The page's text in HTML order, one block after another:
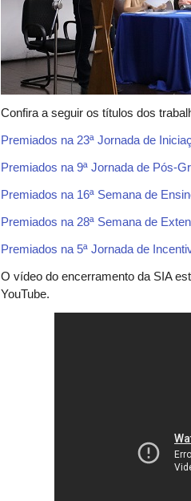
Confira a seguir os títulos dos
Premiados na 23ª Jornada de
Premiados na 9ª Jornada de Pós-
Premiados na 16ª Semana de
Premiados na 28ª Semana de
Premiados na 5ª Jornada de
O vídeo do encerramento da SIA
YouTube.